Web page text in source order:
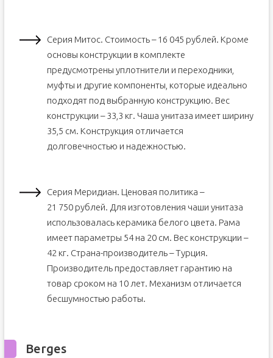
Серия Митос. Стоимость – 16 045 рублей. Кроме
основы конструкции в комплекте
предусмотрены уплотнители и переходники,
муфты и другие компоненты, которые идеально
подходят под выбранную конструкцию. Вес
конструкции – 33,3 кг. Чаша унитаза имеет ширину
35,5 см. Конструкция отличается
долговечностью и надежностью.
Серия Меридиан. Ценовая политика –
21 750 рублей. Для изготовления чаши унитаза
использовалась керамика белого цвета. Рама
имеет параметры 54 на 20 см. Вес конструкции –
42 кг. Страна-производитель – Турция.
Производитель предоставляет гарантию на
товар сроком на 10 лет. Механизм отличается
бесшумностью работы.
Berges